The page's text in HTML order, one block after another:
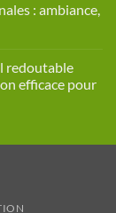
: ambiance,
redoutable
efficace pour